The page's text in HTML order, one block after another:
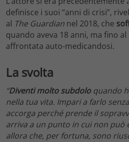
definisce i suoi “anni di crisi”,
al The Guardian nel 2018, che
quando aveva 18 anni, ma fino al
affrontata auto-medicandosi.
La svolta
“Diventi molto subdoloquando
nella tua vita. Impari a farlo
accorga perché prende il
arriva a un punto in cui non può
allora che, per fortuna, sono